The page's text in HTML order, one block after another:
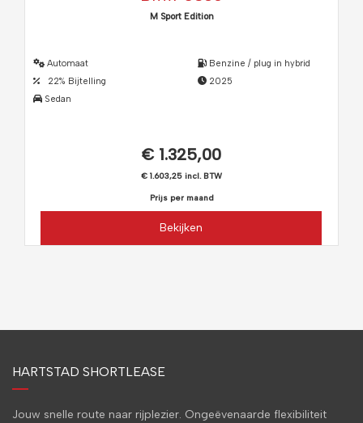
M Sport Edition
Automaat
22% Bijtelling
Sedan
Benzine / plug in hybrid
2025
€ 1.325,00
€ 1.603,25 incl. BTW
Prijs per maand
Bekijken
HARTSTAD SHORTLEASE
Jouw snelle route naar rijplezier. Ongeëvenaarde flexibiliteit